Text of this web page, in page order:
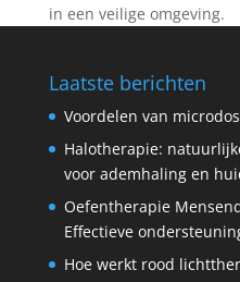
in een veilige omgeving.
Laatste berichten
Voordelen van
Halotherapie:
voor ademhaling en
Oefentherapie
Effectieve
Hoe werkt rood